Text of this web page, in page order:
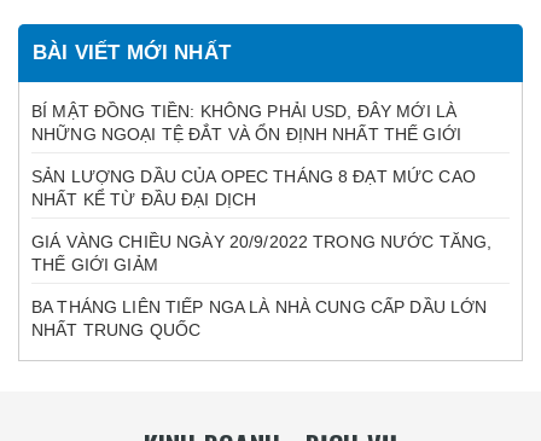
BÀI VIẾT MỚI NHẤT
BÍ MẬT ĐỒNG TIỀN: KHÔNG PHẢI USD, ĐÂY MỚI LÀ
NHỮNG NGOẠI TỆ ĐẮT VÀ ỔN ĐỊNH NHẤT THẾ GIỚI
SẢN LƯỢNG DẦU CỦA OPEC THÁNG 8 ĐẠT MỨC CAO
NHẤT KỂ TỪ ĐẦU ĐẠI DỊCH
GIÁ VÀNG CHIỀU NGÀY 20/9/2022 TRONG NƯỚC TĂNG,
THẾ GIỚI GIẢM
BA THÁNG LIÊN TIẾP NGA LÀ NHÀ CUNG CẤP DẦU LỚN
NHẤT TRUNG QUỐC